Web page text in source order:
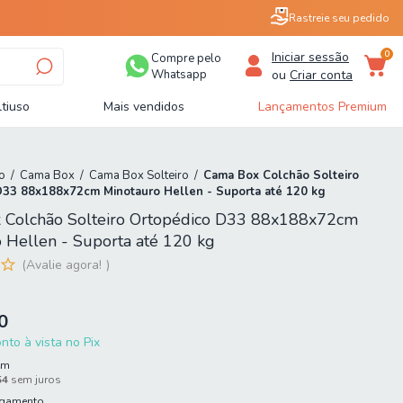
Rastreie seu pedido
Compre pelo
Whatsapp
Iniciar sessão
ou Criar conta
0
Mais vendidos Lançamentos Premium
/ Cama Box / Cama Box Solteiro / Cama Box Colchão Solteiro
88x188x72cm Minotauro Hellen - Suporta até 120 kg
Colchão Solteiro Ortopédico D33 88x188x72cm
Hellen - Suporta até 120 kg
Avalie agora!
à vista no Pix
sem juros